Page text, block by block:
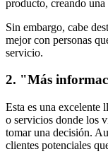
producto, creando
Sin embargo, cabe
mejor con personas
servicio.
2. "Más
Esta es una excelente
o servicios donde los
tomar una decisión.
clientes potenciales